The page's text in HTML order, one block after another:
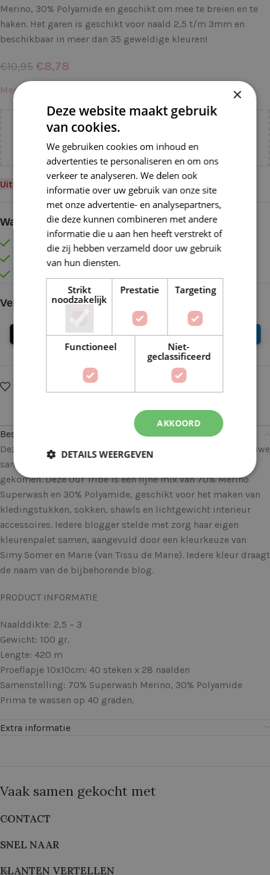
Merino, 30% Polyamide en geschikt om mee te breien en te
haken. Het garen is geschikt voor naald 2,5 t/m 3mm en
beschikbaar in meer dan 35 geweldige kleuren!
€10,95 €8,78
Meer informatie →
Voeg nog€55,00toe voor
Uitverkocht
Waarom kopen bij de Wolkast?
Lage verzendkosten vanaf € 4,99 binnen NL
Gratis verzonden vanaf €55,-
Vóór 16:30 besteld = Zelfde (werk)dag verzonden
Veilig online betalen
Op verlanglijstje
Beschrijving
Deze Scheepjes Our Tribe 972 Look at what I Made is in nauwe
samenwerking met de Scheepjes Bloggers tot stand
gekomen. Deze Our Tribe is een fijne mix van 70% Merino
Superwash en 30% Polyamide, geschikt voor het maken van
kledingstukken, sokken, shawls en lichtgewicht interieur
accessoires. Iedere blogger stelde met zorg haar eigen
kleurenpalet samen, aangevuld door een kleurkeuze van
Simy Somer en Marie (van Tissu de Marie). Iedere kleur draagt
de naam van de bijbehorende blog.
PRODUCT INFORMATIE
Naalddikte: 2,5 – 3
Gewicht: 100 gr.
Lengte: 420 m
Proeflapje 10x10cm: 40 steken x 28 naalden
Samenstelling: 70% Superwash Merino, 30% Polyamide
Prima te wassen op 40 graden.
Extra informatie
Vaak samen gekocht met
CONTACT
SNEL NAAR
KLANTEN VERTELLEN
×
Deze website maakt gebruik
van cookies.
We gebruiken cookies om inhoud en
advertenties te personaliseren en om ons
verkeer te analyseren. We delen ook
informatie over uw gebruik van onze site
met onze advertentie- en analysepartners,
die deze kunnen combineren met andere
informatie die u aan hen heeft verstrekt of
die zij hebben verzameld door uw gebruik
van hun diensten.
Strikt
noodzakelijk
Prestatie Targeting
Functioneel
Niet-
geclassificeerd
AKKOORD
DETAILS WEERGEVEN